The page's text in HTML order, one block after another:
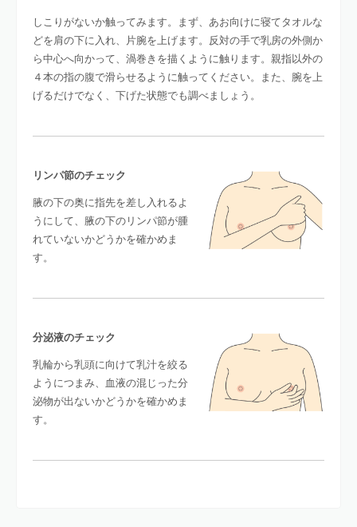
しこりがないか触ってみます。まず、あお向けに寝てタオルな
どを肩の下に入れ、片腕を上げます。反対の手で乳房の外側か
ら中心へ向かって、渦巻きを描くように触ります。親指以外の
４本の指の腹で滑らせるように触ってください。また、腕を上
げるだけでなく、下げた状態でも調べましょう。
リンパ節のチェック
腋の下の奥に指先を差し入れるよ
うにして、腋の下のリンパ節が腫
れていないかどうかを確かめま
す。
分泌液のチェック
乳輪から乳頭に向けて乳汁を絞る
ようにつまみ、血液の混じった分
泌物が出ないかどうかを確かめま
す。